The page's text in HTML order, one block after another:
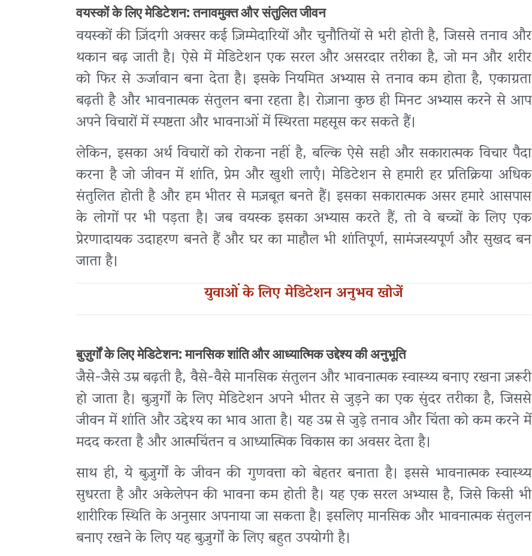
वयस्कों के लिए मेडिटेशन: तनावमुक्त और संतुलित जीवन
वयस्कों की ज़िंदगी अक्सर कई ज़िम्मेदारियों और चुनौतियों से भरी होती है, जिससे तनाव और
थकान बढ़ जाती है। ऐसे में मेडिटेशन एक सरल और असरदार तरीका है, जो मन और शरीर
को फिर से ऊर्जावान बना देता है। इसके नियमित अभ्यास से तनाव कम होता है, एकाग्रता
बढ़ती है और भावनात्मक संतुलन बना रहता है। रोज़ाना कुछ ही मिनट अभ्यास करने से आप
अपने विचारों में स्पष्टता और भावनाओं में स्थिरता महसूस कर सकते हैं।
लेकिन, इसका अर्थ विचारों को रोकना नहीं है, बल्कि ऐसे सही और सकारात्मक विचार पैदा
करना है जो जीवन में शांति, प्रेम और खुशी लाएँ। मेडिटेशन से हमारी हर प्रतिक्रिया अधिक
संतुलित होती है और हम भीतर से मज़बूत बनते हैं। इसका सकारात्मक असर हमारे आसपास
के लोगों पर भी पड़ता है। जब वयस्क इसका अभ्यास करते हैं, तो वे बच्चों के लिए एक
प्रेरणादायक उदाहरण बनते हैं और घर का माहौल भी शांतिपूर्ण, सामंजस्यपूर्ण और सुखद बन
जाता है।
युवाओं के लिए मेडिटेशन अनुभव खोजें
बुज़ुर्गों के लिए मेडिटेशन: मानसिक शांति और आध्यात्मिक उद्देश्य की अनुभूति
जैसे-जैसे उम्र बढ़ती है, वैसे-वैसे मानसिक संतुलन और भावनात्मक स्वास्थ्य बनाए रखना ज़रूरी
हो जाता है। बुज़ुर्गों के लिए मेडिटेशन अपने भीतर से जुड़ने का एक सुंदर तरीका है, जिससे
जीवन में शांति और उद्देश्य का भाव आता है। यह उम्र से जुड़े तनाव और चिंता को कम करने में
मदद करता है और आत्मचिंतन व आध्यात्मिक विकास का अवसर देता है।
साथ ही, ये बुज़ुर्गों के जीवन की गुणवत्ता को बेहतर बनाता है। इससे भावनात्मक स्वास्थ्य
सुधरता है और अकेलेपन की भावना कम होती है। यह एक सरल अभ्यास है, जिसे किसी भी
शारीरिक स्थिति के अनुसार अपनाया जा सकता है। इसलिए मानसिक और भावनात्मक संतुलन
बनाए रखने के लिए यह बुज़ुर्गों के लिए बहुत उपयोगी है।